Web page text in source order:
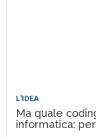
L'IDEA
Ma quale
informatica: